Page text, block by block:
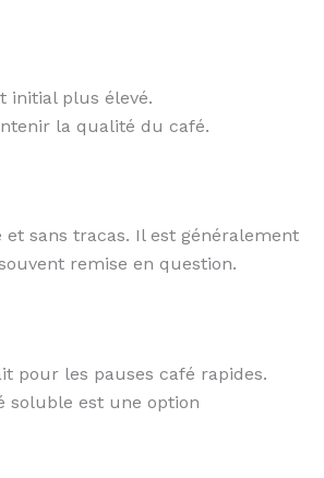
initial plus élevé.
la qualité du café.
sans tracas. Il est généralement
remise en question.
pour les pauses café rapides.
soluble est une option